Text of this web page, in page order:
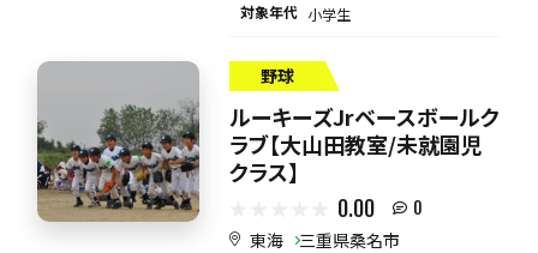
対象年代 小学生
野球
ルーキーズJrベースボールク
ラブ【大山田教室/未就園児
クラス】
0.00 0
東海 三重県桑名市